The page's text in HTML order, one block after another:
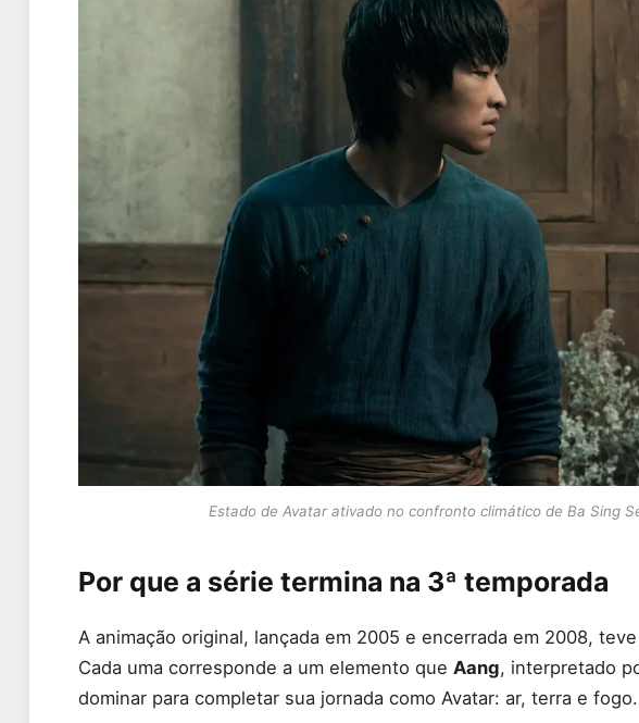
Estado de Avatar ativado no confronto climático de Ba Sing
Por que a série termina na 3ª temporada
A animação original, lançada em 2005 e encerrada em 2008,
Cada uma corresponde a um elemento que Aang, interpretado
dominar para completar sua jornada como Avatar: ar, terra e fogo.